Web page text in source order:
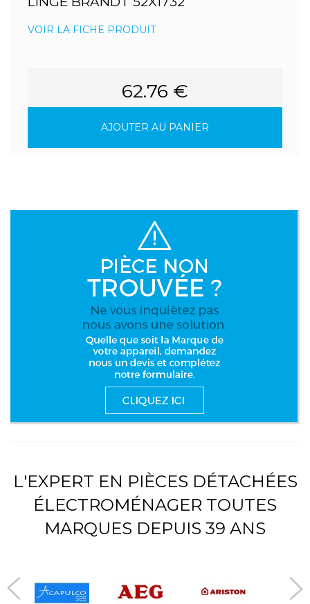
VOIR LA FICHE PRODUIT
62.76 €
AJOUTER AU PANIER
L'EXPERT EN PIÈCES DÉTACHÉES
ÉLECTROMÉNAGER TOUTES
MARQUES DEPUIS 39 ANS